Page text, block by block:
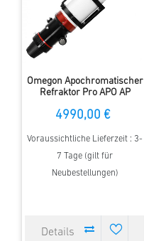
Omegon Apochromatischer
Refraktor Pro APO AP
4990,00 €
Voraussichtliche Lieferzeit : 3-
7 Tage (gilt für
Neubestellungen)